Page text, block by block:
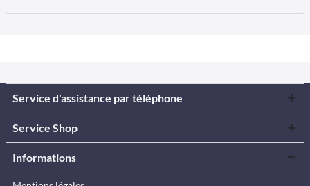
Service d'assistance par téléphone
Service Shop
Informations